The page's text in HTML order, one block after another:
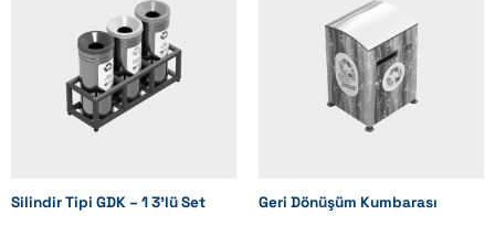
Silindir Tipi GDK – 1 3’lü Set Geri Dönüşüm Kumbarası